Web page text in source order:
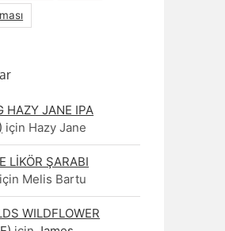
HAZY JANE IPA
için Hazy Jane
LİKÖR ŞARABI
için Melis Bartu
WILDFLOWER